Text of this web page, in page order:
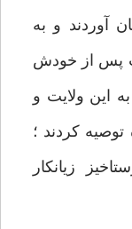
آوردند و به
پس از خودش
اين ولايت و
كردند ؛
زيانكار